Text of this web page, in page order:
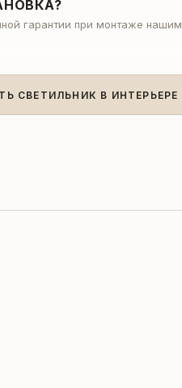
гарантии при монтаже нашим
СВЕТИЛЬНИК В ИНТЕРЬЕРЕ